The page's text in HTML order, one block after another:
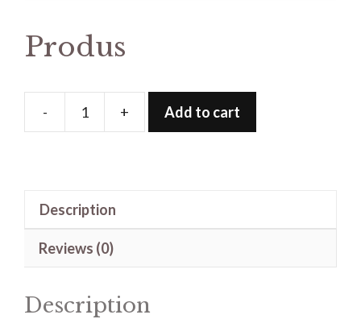
Produs
-
Produs
+ Add to cart
Description
Reviews (0)
Description